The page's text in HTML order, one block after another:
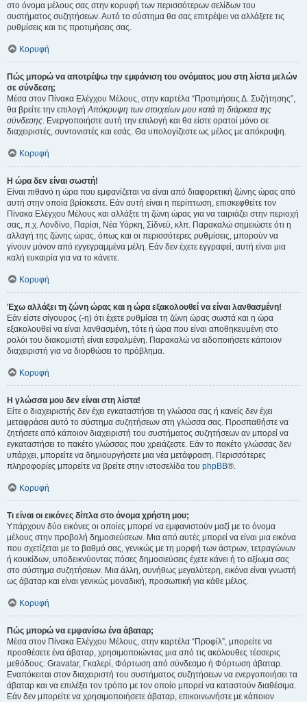
στο όνομα μέλους σας στην κορυφή των περισσότερων σελίδων του
συστήματος συζητήσεων. Αυτό το σύστημα θα σας επιτρέψει να αλλάξετε τις
ρυθμίσεις και τις προτιμήσεις σας.
Κορυφή
Πώς μπορώ να αποτρέψω την εμφάνιση του ονόματος μου στη λίστα μελών
σε σύνδεση;
Μέσα στον Πίνακα Ελέγχου Μέλους, στην καρτέλα “Προτιμήσεις Δ. Συζήτησης”,
θα βρείτε την επιλογήΑπόκρυψη των στοιχείων μου κατά τη διάρκεια της
σύνδεσης. Ενεργοποιήστε αυτή την επιλογή και θα είστε ορατοί μόνο σε
διαχειριστές, συντονιστές και εσάς. Θα υπολογίζεστε ως μέλος με απόκρυψη.
Κορυφή
Η ώρα δεν είναι σωστή!
Είναι πιθανό η ώρα που εμφανίζεται να είναι από διαφορετική ζώνης ώρας από
αυτή στην οποία βρίσκεστε. Εάν αυτή είναι η περίπτωση, επισκεφθείτε τον
Πίνακα Ελέγχου Μέλους και αλλάξτε τη ζώνη ώρας για να ταιριάζει στην περιοχή
σας, π.χ. Λονδίνο, Παρίσι, Νέα Υόρκη, Σίδνεϋ, κλπ. Παρακαλώ σημειώστε ότι η
αλλαγή της ζώνης ώρας, όπως και οι περισσότερες ρυθμίσεις, μπορούν να
γίνουν μόνον από εγγεγραμμένα μέλη. Εάν δεν έχετε εγγραφεί, αυτή είναι μια
καλή ευκαιρία για να το κάνετε.
Κορυφή
Έχω αλλάξει τη ζώνη ώρας και η ώρα εξακολουθεί να είναι λανθασμένη!
Εάν είστε σίγουρος (-η) ότι έχετε ρυθμίσει τη ζώνη ώρας σωστά και η ώρα
εξακολουθεί να είναι λανθασμένη, τότε ή ώρα που είναι αποθηκευμένη στο
ρολόι του διακομιστή είναι εσφαλμένη. Παρακαλώ να ειδοποιήσετε κάποιον
διαχειριστή για να διορθώσει το πρόβλημα.
Κορυφή
Η γλώσσα μου δεν είναι στη λίστα!
Είτε ο διαχειριστής δεν έχει εγκαταστήσει τη γλώσσα σας ή κανείς δεν έχει
μεταφράσει αυτό το σύστημα συζητήσεων στη γλώσσα σας. Προσπαθήστε να
ζητήσετε από κάποιον διαχειριστή του συστήματος συζητήσεων αν μπορεί να
εγκαταστήσει το πακέτο γλώσσας που χρειάζεστε. Εάν το πακέτο γλώσσας δεν
υπάρχει, μπορείτε να δημιουργήσετε μια νέα μετάφραση. Περισσότερες
πληροφορίες μπορείτε να βρείτε στην ιστοσελίδα του phpBB®.
Κορυφή
Τι είναι οι εικόνες δίπλα στο όνομα χρήστη μου;
Υπάρχουν δύο εικόνες οι οποίες μπορεί να εμφανιστούν μαζί με το όνομα
μέλους στην προβολή δημοσιεύσεων. Μια από αυτές μπορεί να είναι μια εικόνα
που σχετίζεται με το βαθμό σας, γενικώς με τη μορφή των άστρων, τετραγώνων
ή κουκίδων, υποδεικνύοντας πόσες δημοσιεύσεις έχετε κάνει ή το αξίωμα σας
στο σύστημα συζητήσεων. Μια άλλη, συνήθως μεγαλύτερη, εικόνα είναι γνωστή
ως άβαταρ και είναι γενικώς μοναδική, προσωπική για κάθε μέλος.
Κορυφή
Πώς μπορώ να εμφανίσω ένα άβαταρ;
Μέσα στον Πίνακα Ελέγχου Μέλους, στην καρτέλα “Προφίλ”, μπορείτε να
προσθέσετε ένα άβαταρ, χρησιμοποιώντας μια από τις ακόλουθες τέσσερις
μεθόδους: Gravatar, Γκαλερί, Φόρτωση από σύνδεσμο ή Φόρτωση άβαταρ.
Εναπόκειται στον διαχειριστή του συστήματος συζητήσεων να ενεργοποιήσει τα
άβαταρ και να επιλέξει τον τρόπο με τον οποίο μπορεί να καταστούν διαθέσιμα.
Εάν δεν μπορείτε να χρησιμοποιήσετε άβαταρ, επικοινωνήστε με κάποιον